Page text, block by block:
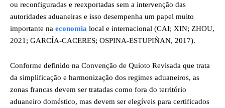
ou reconfiguradas e reexportadas sem a intervenção das
autoridades aduaneiras e isso desempenha um papel muito
importante na economia local e internacional (CAI; XIN; ZHOU,
2021; GARCÍA-CACERES; OSPINA-ESTUPIÑAN, 2017).
Conforme definido na Convenção de Quioto Revisada que trata
da simplificação e harmonização dos regimes aduaneiros, as
zonas francas devem ser tratadas como fora do território
aduaneiro doméstico, mas devem ser elegíveis para certificados